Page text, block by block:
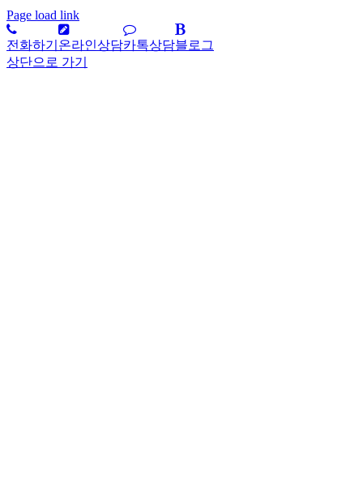
Page load link
전화하기 온라인상담카톡상담블로그
상단으로 가기